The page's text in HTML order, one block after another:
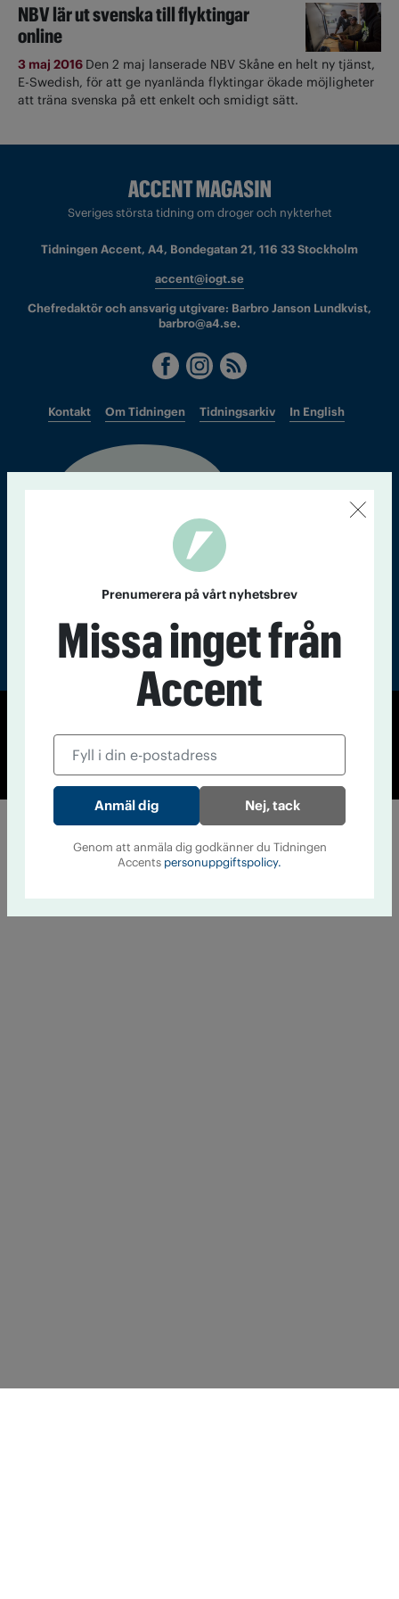
NBV lär ut svenska till flyktingar
online
3 maj 2016 Den 2 maj lanserade NBV Skåne en helt ny tjänst,
E-Swedish, för att ge nyanlända flyktingar ökade möjligheter
att träna svenska på ett enkelt och smidigt sätt.
Sveriges största tidning om droger och nykterhet
Tidningen Accent, A4, Bondegatan 21, 116 33 Stockholm
accent@iogt.se
Chefredaktör och ansvarig utgivare: Barbro Janson Lundkvist,
barbro@a4.se.
Kontakt Om Tidningen Tidningsarkiv In English
© Tidningen Accent 2026
Cookiepolicy
Personuppgiftspolicy
Prenumerera på vårt nyhetsbrev
Missa inget från
Accent
Nej, tack
Genom att anmäla dig godkänner du Tidningen
Accents personuppgiftspolicy.